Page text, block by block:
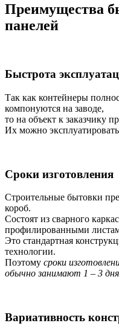
Преимущества
панелей
Быстрота
Так как контейнеры
компонуются на заводе,
то на объект к заказчику
Их можно эксплуатировать
Сроки изготовления
Строительные бытовки
короб.
Состоят из сварного
профилированными
Это стандартная
технологии.
Поэтому сроки
обычно занимают 1 – 3
Вариативность